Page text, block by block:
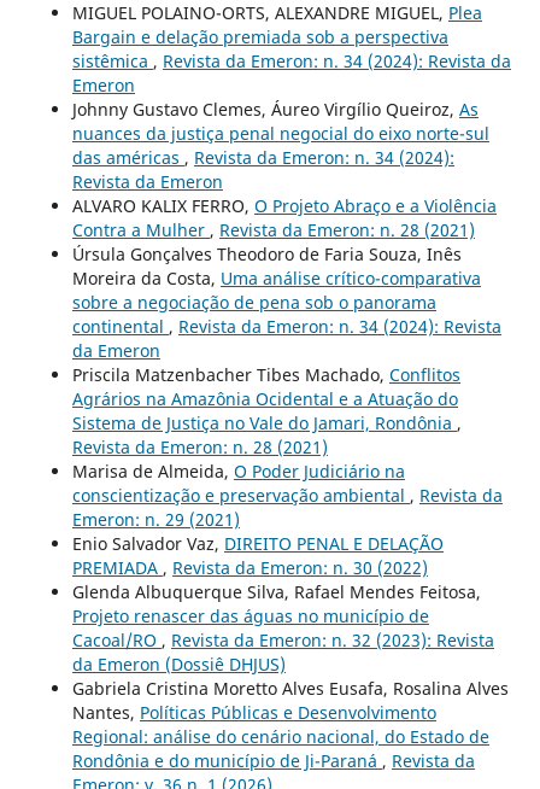
MIGUEL POLAINO-ORTS, ALEXANDRE MIGUEL, Plea
Bargain e delação premiada sob a perspectiva
sistêmica , Revista da Emeron: n. 34 (2024): Revista da
Emeron
Johnny Gustavo Clemes, Áureo Virgílio Queiroz, As
nuances da justiça penal negocial do eixo norte-sul
das américas , Revista da Emeron: n. 34 (2024):
Revista da Emeron
ALVARO KALIX FERRO, O Projeto Abraço e a Violência
Contra a Mulher , Revista da Emeron: n. 28 (2021)
Úrsula Gonçalves Theodoro de Faria Souza, Inês
Moreira da Costa, Uma análise crítico-comparativa
sobre a negociação de pena sob o panorama
continental , Revista da Emeron: n. 34 (2024): Revista
da Emeron
Priscila Matzenbacher Tibes Machado, Conflitos
Agrários na Amazônia Ocidental e a Atuação do
Sistema de Justiça no Vale do Jamari, Rondônia ,
Revista da Emeron: n. 28 (2021)
Marisa de Almeida, O Poder Judiciário na
conscientização e preservação ambiental , Revista da
Emeron: n. 29 (2021)
Enio Salvador Vaz, DIREITO PENAL E DELAÇÃO
PREMIADA , Revista da Emeron: n. 30 (2022)
Glenda Albuquerque Silva, Rafael Mendes Feitosa,
Projeto renascer das águas no município de
Cacoal/RO , Revista da Emeron: n. 32 (2023): Revista
da Emeron (Dossiê DHJUS)
Gabriela Cristina Moretto Alves Eusafa, Rosalina Alves
Nantes, Políticas Públicas e Desenvolvimento
Regional: análise do cenário nacional, do Estado de
Rondônia e do município de Ji-Paraná , Revista da